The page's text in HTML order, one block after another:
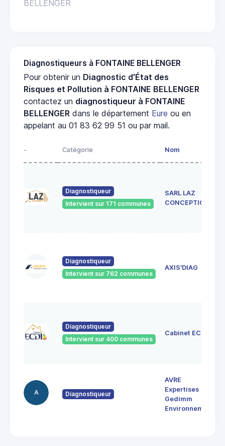
BELLENGER
Diagnostiqueurs à FONTAINE BELLENGER
Pour obtenir un Diagnostic d'État des
Risques et Pollution à FONTAINE BELLENGER
contactez un diagnostiqueur à FONTAINE
BELLENGER dans le département Eure ou en
appelant au 01 83 62 99 51 ou par mail.
- Catégorie Nom
Diagnostiqueur
Intervient sur 171 communes
SARL LAZ
CONCEPTION
Diagnostiqueur
Intervient sur 762 communes
AXIS'DIAG
Diagnostiqueur
Intervient sur 400 communes
Cabinet ECDI
A Diagnostiqueur
AVRE
Expertises
Gedimm
Environnement